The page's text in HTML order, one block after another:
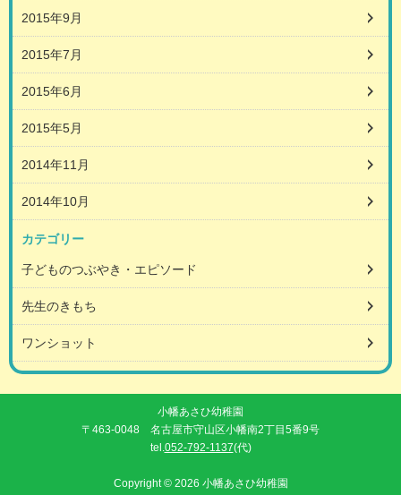
2015年9月
2015年7月
2015年6月
2015年5月
2014年11月
2014年10月
カテゴリー
子どものつぶやき・エピソード
先生のきもち
ワンショット
小幡あさひ幼稚園
〒463-0048 名古屋市守山区小幡南2丁目5番9号
tel.052-792-1137(代)
Copyright © 2026 小幡あさひ幼稚園